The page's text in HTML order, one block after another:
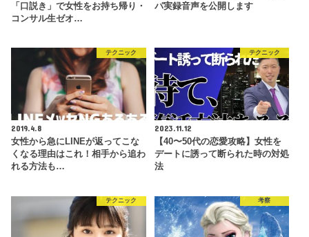
「口説き」で女性をお持ち帰り・
コンサル生ゼオ…
パ実録音声を公開します
テクニック
2019.4.8
女性から急にLINEが返ってこな
くなる理由はこれ！相手から追わ
れる方法も…
テクニック
2023.11.12
【40〜50代の恋愛攻略】女性を
デートに誘って断られた時の対処
法
テクニック 考察